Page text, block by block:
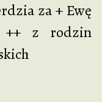
za + Ewę
++ z rodzin